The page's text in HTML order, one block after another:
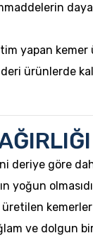
yapan
ürünlerde
deriye göre
yoğun
üretilen
ve dolgun